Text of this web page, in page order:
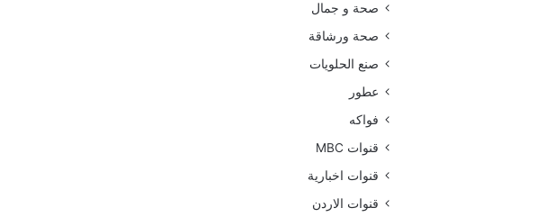
صحة و جمال
صحة ورشاقة
صنع الحلويات
عطور
فواكه
قنوات MBC
قنوات اخبارية
قنوات الاردن